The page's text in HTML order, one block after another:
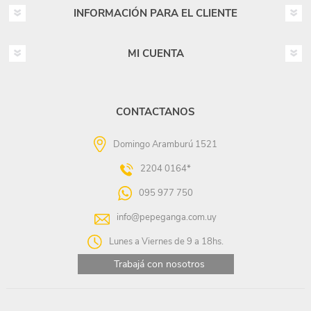
INFORMACIÓN PARA EL CLIENTE
MI CUENTA
CONTACTANOS
Domingo Aramburú 1521
2204 0164*
095 977 750
info@pepeganga.com.uy
Lunes a Viernes de 9 a 18hs.
Trabajá con nosotros